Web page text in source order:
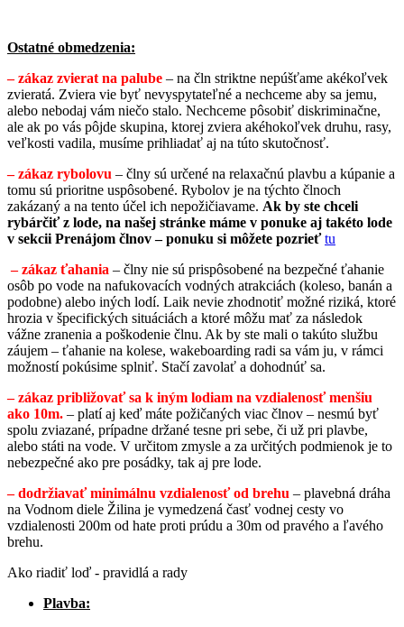
Ostatné obmedzenia:
– zákaz zvierat na palube – na čln striktne nepúšťame akékoľvek
zvieratá. Zviera vie byť nevyspytateľné a nechceme aby sa jemu,
alebo nebodaj vám niečo stalo. Nechceme pôsobiť diskriminačne,
ale ak po vás pôjde skupina, ktorej zviera akéhokoľvek druhu, rasy,
veľkosti vadila, musíme prihliadať aj na túto skutočnosť.
– zákaz rybolovu – člny sú určené na relaxačnú plavbu a kúpanie a
tomu sú prioritne uspôsobené. Rybolov je na týchto člnoch
zakázaný a na tento účel ich nepožičiavame. Ak by ste chceli
rybárčiť z lode, na našej stránke máme v ponuke aj takéto lode
v sekcii Prenájom člnov – ponuku si môžete pozrieťtu
– zákaz ťahania – člny nie sú prispôsobené na bezpečné ťahanie
osôb po vode na nafukovacích vodných atrakciách (koleso, banán a
podobne) alebo iných lodí. Laik nevie zhodnotiť možné riziká, ktoré
hrozia v špecifických situáciách a ktoré môžu mať za následok
vážne zranenia a poškodenie člnu. Ak by ste mali o takúto službu
záujem – ťahanie na kolese, wakeboarding radi sa vám ju, v rámci
možností pokúsime splniť. Stačí zavolať a dohodnúť sa.
– zákaz približovať sa k iným lodiam na vzdialenosť menšiu
ako 10m. – platí aj keď máte požičaných viac člnov – nesmú byť
spolu zviazané, prípadne držané tesne pri sebe, či už pri plavbe,
alebo státi na vode. V určitom zmysle a za určitých podmienok je to
nebezpečné ako pre posádky, tak aj pre lode.
– dodržiavať minimálnu vzdialenosť od brehu – plavebná dráha
na Vodnom diele Žilina je vymedzená časť vodnej cesty vo
vzdialenosti 200m od hate proti prúdu a 30m od pravého a ľavého
brehu.
Ako riadiť loď - pravidlá a rady
Plavba: